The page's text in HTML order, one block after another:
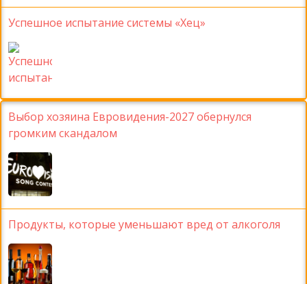
Успешное испытание системы «Хец»
Выбор хозяина Евровидения-2027 обернулся
громким скандалом
Продукты, которые уменьшают вред от алкоголя